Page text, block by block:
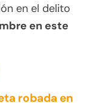
en el delito
en este
robada en